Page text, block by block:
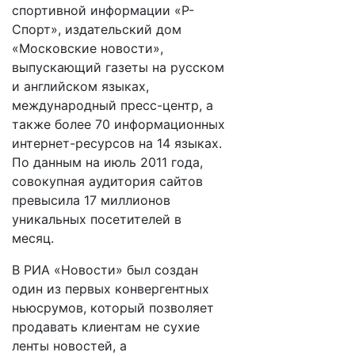
спортивной информации «Р-
Спорт», издательский дом
«Московские новости»,
выпускающий газеты на русском
и английском языках,
международный пресс-центр, а
также более 70 информационных
интернет-ресурсов на 14 языках.
По данным на июль 2011 года,
совокупная аудитория сайтов
превысила 17 миллионов
уникальных посетителей в
месяц.
В РИА «Новости» был создан
один из первых конвергентных
ньюсрумов, который позволяет
продавать клиентам не сухие
ленты новостей, а